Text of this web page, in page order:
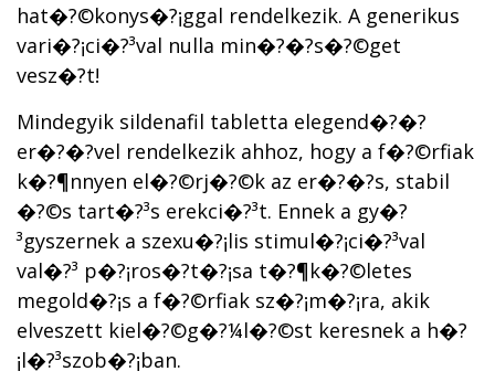
hat�?©konys�?¡ggal rendelkezik. A generikus
vari�?¡ci�?³val nulla min�?�?s�?©get
vesz�?­t!
Mindegyik sildenafil tabletta elegend�?�?
er�?�?vel rendelkezik ahhoz, hogy a f�?©rfiak
k�?¶nnyen el�?©rj�?©k az er�?�?s, stabil
�?©s tart�?³s erekci�?³t. Ennek a gy�?
³gyszernek a szexu�?¡lis stimul�?¡ci�?³val
val�?³ p�?¡ros�?­t�?¡sa t�?¶k�?©letes
megold�?¡s a f�?©rfiak sz�?¡m�?¡ra, akik
elveszett kiel�?©g�?¼l�?©st keresnek a h�?
¡l�?³szob�?¡ban.